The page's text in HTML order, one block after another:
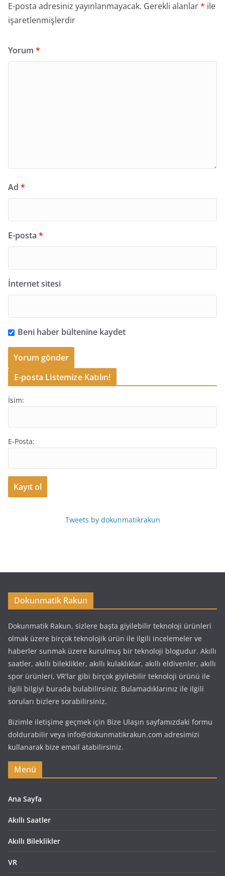
E-posta adresiniz yayınlanmayacak. Gerekli alanlar* ile
işaretlenmişlerdir
Yorum *
Ad *
E-posta *
İnternet sitesi
Beni haber bültenine kaydet
E-posta Listemize Katılın!
İsim:
E-Posta:
Tweets by dokunmatikrakun
Dokunmatik Rakun
Dokunmatik Rakun, sizlere başta giyilebilir teknoloji ürünleri
olmak üzere birçok teknolojik ürün ile ilgili incelemeler ve
haberler sunmak üzere kurulmuş bir teknoloji blogudur. Akıllı
saatler, akıllı bileklikler, akıllı kulaklıklar, akıllı eldivenler, akıllı
spor ürünleri, VR'lar gibi birçok giyilebilir teknoloji ürünü ile
ilgili bilgiyi burada bulabilirsiniz. Bulamadıklarınız ile ilgili
soruları bizlere sorabilirsiniz.
Bizimle iletişime geçmek için Bize Ulaşın sayfamızdaki formu
doldurabilir veya info@dokunmatikrakun.com adresimizi
kullanarak bize email atabilirsiniz.
Menü
Ana Sayfa
Akıllı Saatler
Akıllı Bileklikler
VR